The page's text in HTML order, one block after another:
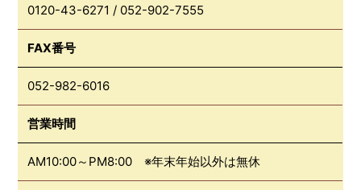
0120-43-6271 / 052-902-7555
FAX番号
052-982-6016
営業時間
AM10:00～PM8:00 ※年末年始以外は無休